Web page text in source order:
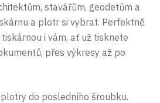
stavářům, geodetům a
a plotr si vybrat. Perfektně
i vám, ať už tisknete
přes výkresy až po
do posledního šroubku.